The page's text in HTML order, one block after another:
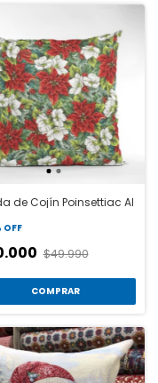
de Cojín Poinsettiac Al
OFF
$49.990
COMPRAR